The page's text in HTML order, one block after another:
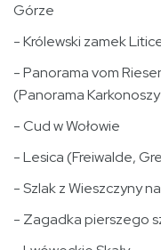
Górze
- Królewski zamek
- Panorama vom
(Panorama
- Cud w Wołowie
- Lesica (Freiwalde,
- Szlak z Wieszczyny
- Zagadka pierszego